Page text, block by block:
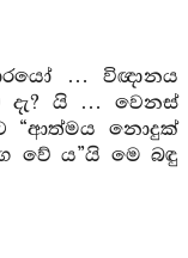
… විඥානය
යි … වෙනස්
නොදුක්
ය”යි මෙ බඳු